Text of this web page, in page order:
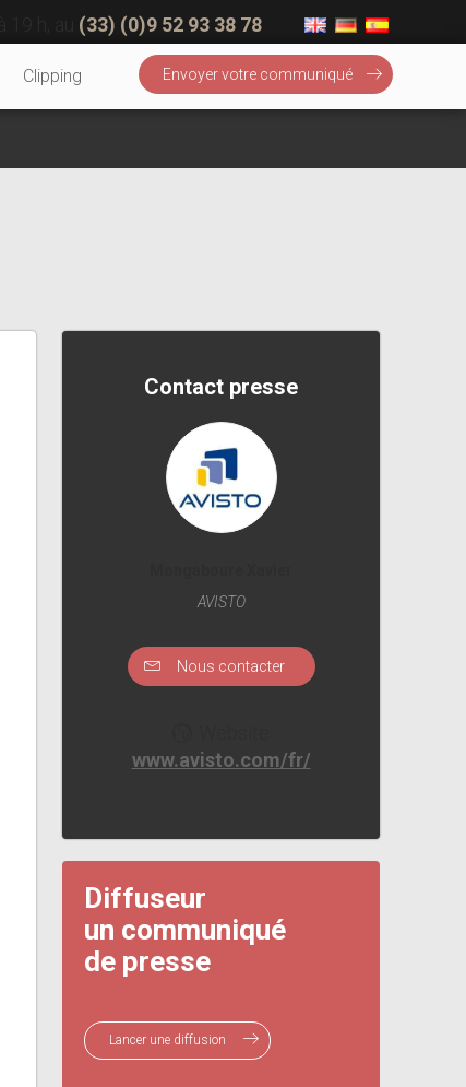
(33) (0)9 52 93 38 78
Clipping Envoyer votre communiqué
Contact presse
AVISTO
Nous contacter
www.avisto.com/fr/
Diffuseur
un communiqué
de presse
Lancer une diffusion